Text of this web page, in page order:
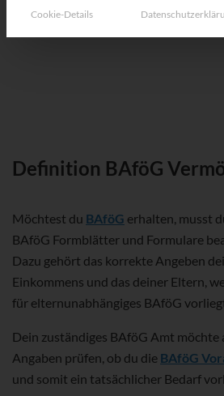
Definition BAföG
Möchtest du BAföG erhalten, musst
BAföG Formblätter und Formulare
Dazu gehört das korrekte Angeben
Einkommens und das deiner Eltern,
für elternunabhängiges BAföG
Dein zuständiges BAföG Amt möchte
Angaben prüfen, ob du die BAföG
und somit ein tatsächlicher Bedarf
Cookie-Details